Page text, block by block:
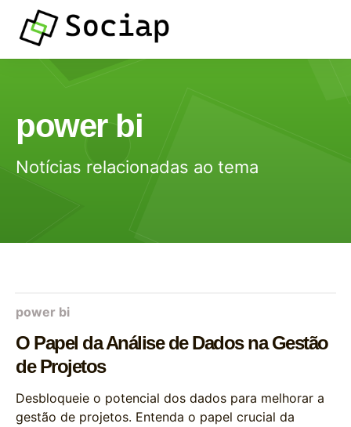
power bi
Notícias relacionadas ao tema
power bi
O Papel da Análise de Dados na Gestão
de Projetos
Desbloqueie o potencial dos dados para melhorar a
gestão de projetos. Entenda o papel crucial da